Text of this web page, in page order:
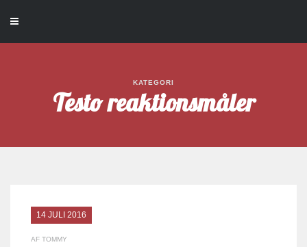
KATEGORI
Testo reaktionsmåler
14 JULI 2016
AF TOMMY